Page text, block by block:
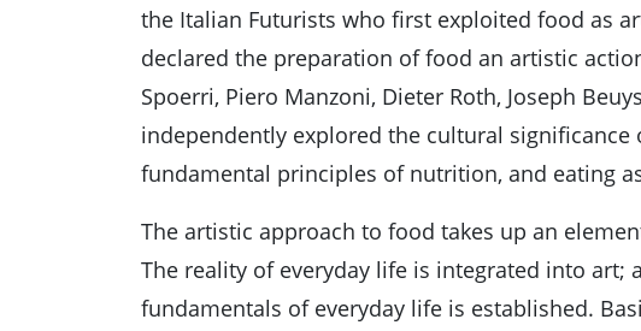
the Italian Futurists who first exploited food as
declared the preparation of food an artistic
Spoerri, Piero Manzoni, Dieter Roth, Joseph
independently explored the cultural significance
fundamental principles of nutrition, and eating
The artistic approach to food takes up an
The reality of everyday life is integrated into art;
fundamentals of everyday life is established.